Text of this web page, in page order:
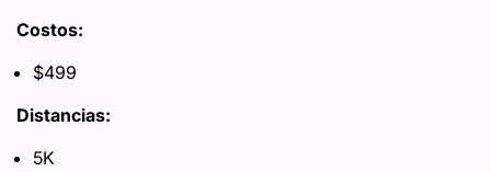
Costos:
$499
Distancias:
5K